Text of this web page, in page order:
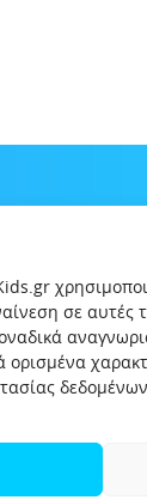
σε αυτές
ορισμένα
Παιδιών και